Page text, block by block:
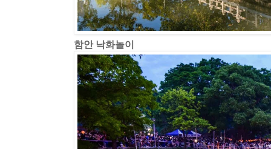
함안 낙화놀이